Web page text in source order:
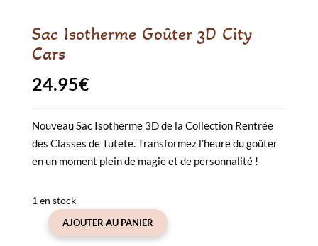
Sac Isotherme Goûter 3D City
Cars
24.95€
Nouveau Sac Isotherme 3D de la Collection Rentrée
des Classes de Tutete. Transformez l’heure du goûter
en un moment plein de magie et de personnalité !
1 en stock
quantité
AJOUTER AU PANIER